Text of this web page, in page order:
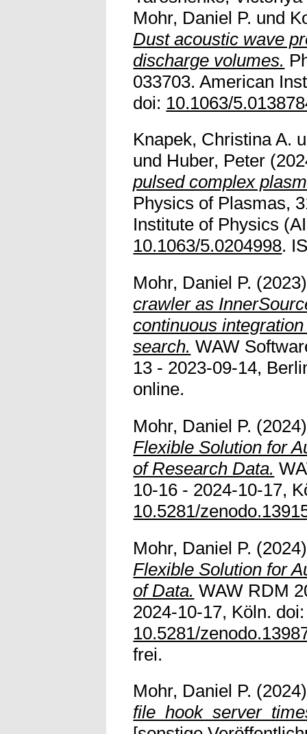
Mohr, Daniel P. und
Dust acoustic wave
discharge volumes.
033703. American
doi: 10.1063/
Knapek, Christina A.
und Huber, Peter
pulsed complex
Physics of Plasmas,
Institute of Physics
10.1063/5.0204998.
Mohr, Daniel P.
crawler as
continuous
search. WAW
13 - 2023-09-14,
online.
Mohr, Daniel P.
Flexible Solution for
of Research Data.
10-16 - 2024-10-17,
10.5281/
Mohr, Daniel P.
Flexible Solution for
of Data. WAW RDM
2024-10-17, Köln. doi:
10.5281/
frei.
Mohr, Daniel P. (2024)